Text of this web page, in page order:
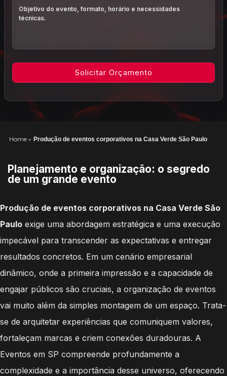
Home » Produção de eventos corporativos na Casa Verde São Paulo
Planejamento e organização: o segredo
de um grande evento
Produção de eventos corporativos na Casa Verde São
Paulo exige uma abordagem estratégica e uma execução
impecável para transcender as expectativas e entregar
resultados concretos. Em um cenário empresarial
dinâmico, onde a primeira impressão e a capacidade de
engajar públicos são cruciais, a organização de eventos
vai muito além da simples montagem de um espaço. Trata-
se de arquitetar experiências que comuniquem valores,
fortaleçam marcas e criem conexões duradouras. A
Eventos em SP compreende profundamente a
complexidade e a importância desse universo, oferecendo